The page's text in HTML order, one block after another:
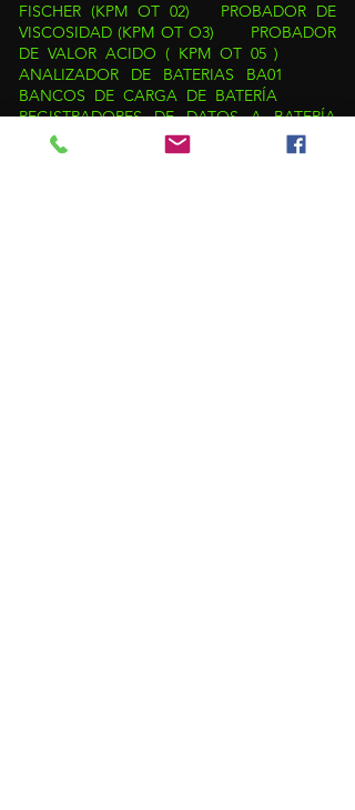
FISCHER (KPM OT 02)
PROBADOR DE
VISCOSIDAD (KPM OT O3)
PROBADOR
DE VALOR ACIDO ( KPM OT 05 )
ANALIZADOR DE BATERIAS BA01
BANCOS DE CARGA DE BATERÍA
REGISTRADORES DE DATOS A BATERÍA
(BDL)
SISTEMAS DE MONITOREO DE
BATERÍAS (BMS)
HIPOTS (AC/DC/VLF/AC-